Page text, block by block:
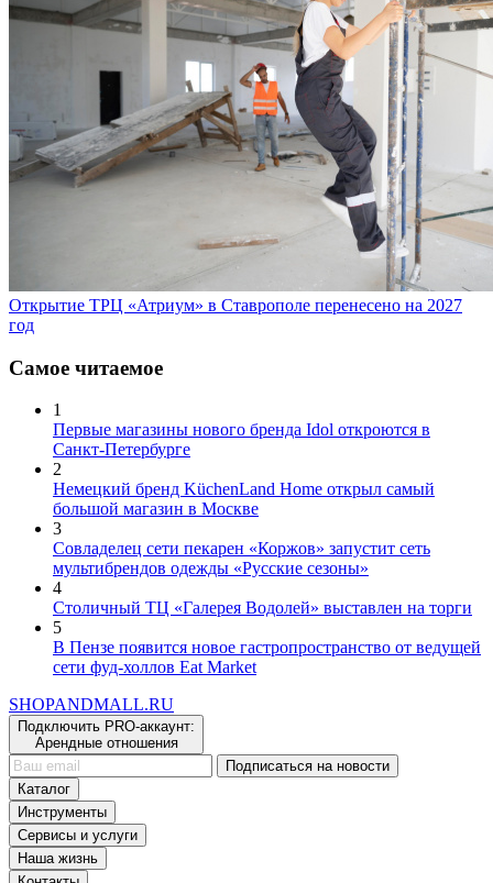
Открытие ТРЦ «Атриум» в Ставрополе перенесено на 2027
год
Самое читаемое
1
Первые магазины нового бренда Idol откроются в
Санкт-Петербурге
2
Немецкий бренд KüchenLand Home открыл самый
большой магазин в Москве
3
Совладелец сети пекарен «Коржов» запустит сеть
мультибрендов одежды «Русские сезоны»
4
Столичный ТЦ «Галерея Водолей» выставлен на торги
5
В Пензе появится новое гастропространство от ведущей
сети фуд-холлов Eat Market
SHOPANDMALL.RU
Подключить PRO-аккаунт:
Арендные отношения
Подписаться на новости
Каталог
Инструменты
Сервисы и услуги
Наша жизнь